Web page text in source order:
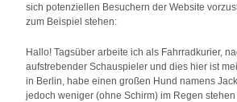
KONTAKT
sich potenziellen Besuchern der Website
zum Beispiel stehen:
Hallo! Tagsüber arbeite ich als Fahrradkurier,
aufstrebender Schauspieler und dies hier ist
in Berlin, habe einen großen Hund namens
jedoch weniger (ohne Schirm) im Regen stehen